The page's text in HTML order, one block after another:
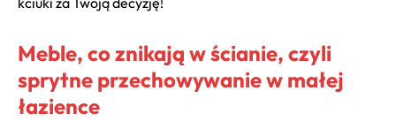
Meble, co znikają w ścianie, czyli
sprytne przechowywanie w małej
łazience